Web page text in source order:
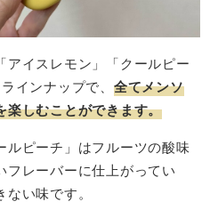
アイスレモン」「クールピー
インナップで、 全てメンソ
楽しむことができます。
ルピーチ」はフルーツの酸味
フレーバーに仕上がってい
い味です。